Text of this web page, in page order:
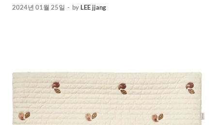
2024년 01월 25일 - by LEE jjang